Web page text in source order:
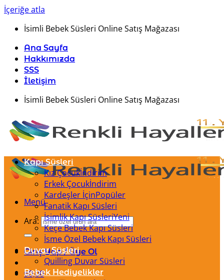
İçeriğe atla
İsimli Bebek Süsleri Online Satış Mağazası
Ana Sayfa
Hakkımızda
SSS
İletişim
İsimli Bebek Süsleri Online Satış Mağazası
Menü
Ara:
Giriş Yap / Üye Ol
₺0,00
Kapı Süsleri
Kız Çocuk
Erkek Çocuk
Kardeşler İçin
Fanatik Kapı Süsleri
İsimlik Kapı Süsleri
Keçe Bebek Kapı Süsleri
İsme Özel Bebek Kapı Süsleri
Duvar Süsleri
Quilling Duvar Süsleri
Bebek Hediyelikler